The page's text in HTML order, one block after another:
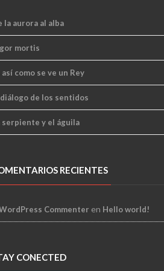
la aurora al alba
mortis
así como se ve un Rey
diálogo de los sentidos
serpiente y el águila
RECIENTES
Commenter en Hello world!
CONECTED